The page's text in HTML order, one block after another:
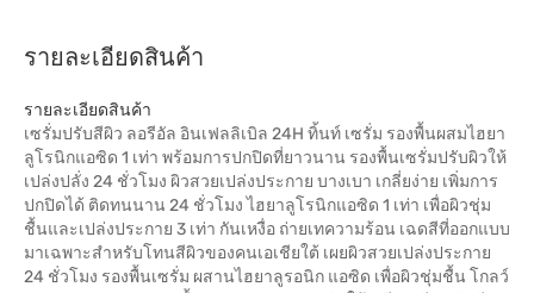
รายละเอียดสินค้า
รายละเอียดสินค้า
เซรั่มปรับสีผิว ลอรีอัล อินเฟลลิเบิล 24H ทิ้นท์ เซรั่ม รองพื้นผสมไฮยา
ลูโรนิกแอซิด 1 เท่า พร้อมการปกปิดที่ยาวนาน รองพื้นเซรั่มปรับผิวให้
เปล่งปลั่ง 24 ชั่วโมง ผิวสวยเปล่งประกาย บางเบา เกลี่ยง่าย เพิ่มการ
ปกปิดได้ ติดทนนาน 24 ชั่วโมง ไฮยาลูโรนิกแอซิด 1 เท่า เพื่อผิวชุ่ม
ชื้นและเปล่งประกาย 3 เท่า กันเหงื่อ ถ่ายเทความร้อน เฉดสีที่ออกแบบ
มาเฉพาะสำหรับโทนสีผิวของคนเอเชียใต้ เผยผิวสวยเปล่งประกาย
24 ชั่วโมง รองพื้นเซรั่ม ผสานไฮยาลูรอนิก แอซิด เพื่อผิวชุ่มชื้น โกลว์